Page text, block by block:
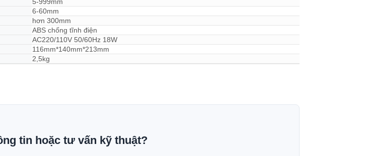
6-60mm
hơn 300mm
ABS chống tĩnh điện
AC220/110V 50/60Hz 18W
116mm*140mm*213mm
2,5kg
tin hoặc tư vấn kỹ thuật?